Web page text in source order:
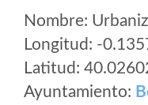
Nombre:
Longitud: -
Latitud:
Ayuntamiento: